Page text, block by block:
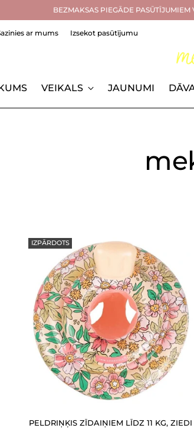
BEZMAKSAS PIEGĀDE
ar mums Izsekot pasūtījumu
VEIKALS JAUNUMI
IZPĀRDOTS
PELDRIŅĶIS ZĪDAIŅIEM LĪDZ 11 KG, ZIEDI